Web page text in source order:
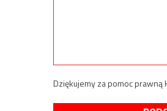
Dziękujemy za pomoc prawną